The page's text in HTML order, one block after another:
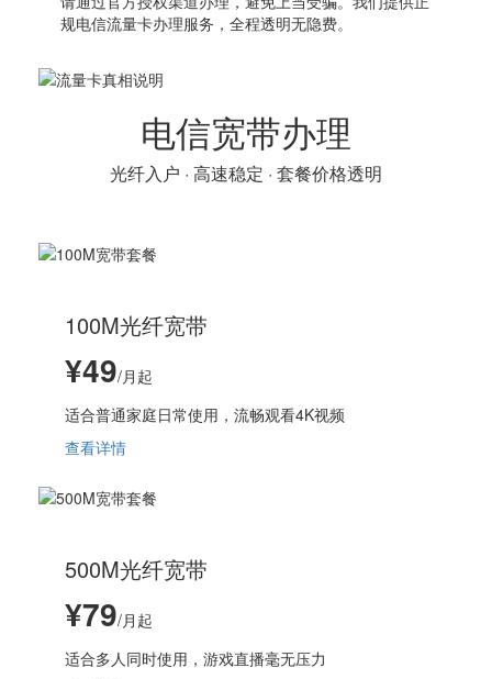
规电信流量卡办理服务，全程透明无隐费。
电信宽带办理
光纤入户 · 高速稳定 · 套餐价格透明
100M光纤宽带
¥49/月起
适合普通家庭日常使用，流畅观看4K视频
查看详情
500M光纤宽带
¥79/月起
适合多人同时使用，游戏直播毫无压力